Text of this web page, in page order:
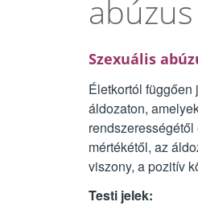
Szexuális
Életkortól függően
áldozaton,
mértékétől, az
viszony, a pozitív
Testi jelek: